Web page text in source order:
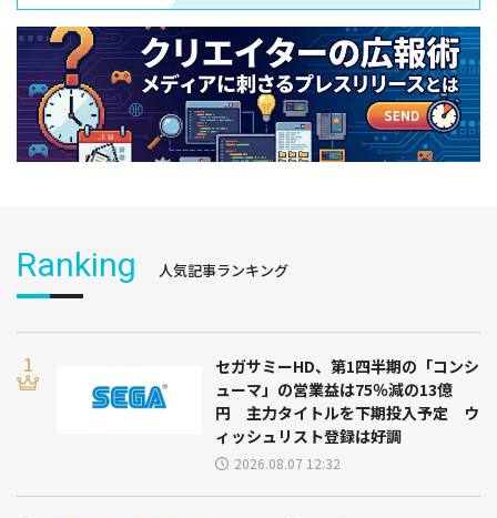
Ranking 人気記事ランキング
セガサミーHD、第1四半期の「コンシ
ューマ」の営業益は75％減の13億
円 主力タイトルを下期投入予定 ウ
ィッシュリスト登録は好調
2026.08.07 12:32